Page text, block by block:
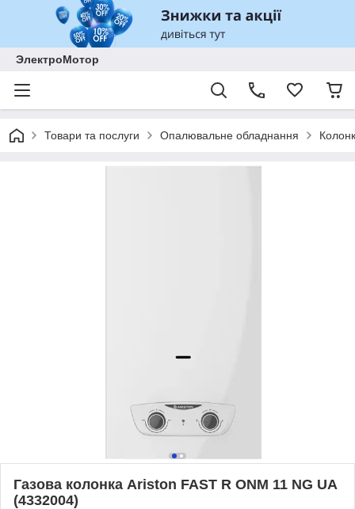
ЭлектроМотор
Товари та послуги Опалювальне обладнання
Газова колонка Ariston FAST R ONM 11 NG UA
(4332004)